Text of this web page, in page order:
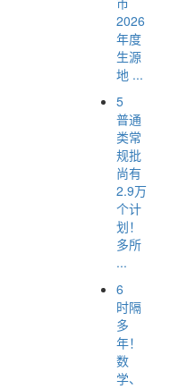
2026
年度
生源
地 ...
5
普通
类常
规批
尚有
2.9万
个计
划！
多所
...
6
时隔
多
年！
数
学、